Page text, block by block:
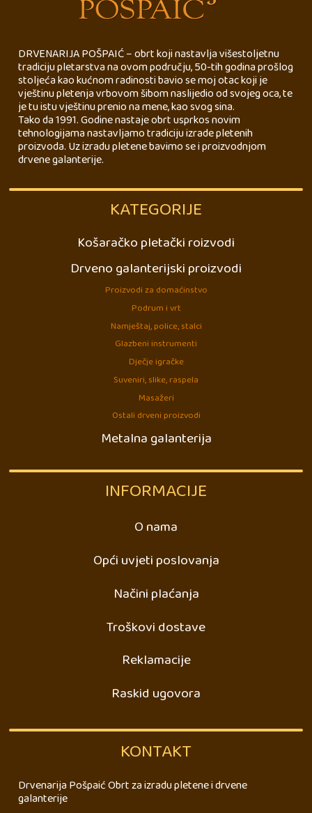
DRVENARIJA POŠPAIĆ – obrt koji nastavlja višestoljetnu
tradiciju pletarstva na ovom području, 50-tih godina prošlog
stoljeća kao kućnom radinosti bavio se moj otac koji je
vještinu pletenja vrbovom šibom naslijedio od svojeg oca, te
je tu istu vještinu prenio na mene, kao svog sina.
Tako da 1991. Godine nastaje obrt usprkos novim
tehnologijama nastavljamo tradiciju izrade pletenih
proizvoda. Uz izradu pletene bavimo se i proizvodnjom
drvene galanterije.
KATEGORIJE
Košaračko pletački roizvodi
Drveno galanterijski proizvodi
Proizvodi za domaćinstvo
Podrum i vrt
Namještaj, police, stalci
Glazbeni instrumenti
Dječje igračke
Suveniri, slike, raspela
Masažeri
Ostali drveni proizvodi
Metalna galanterija
INFORMACIJE
O nama
Opći uvjeti poslovanja
Načini plaćanja
Troškovi dostave
Reklamacije
Raskid ugovora
KONTAKT
Drvenarija Pošpaić Obrt za izradu pletene i drvene
galanterije